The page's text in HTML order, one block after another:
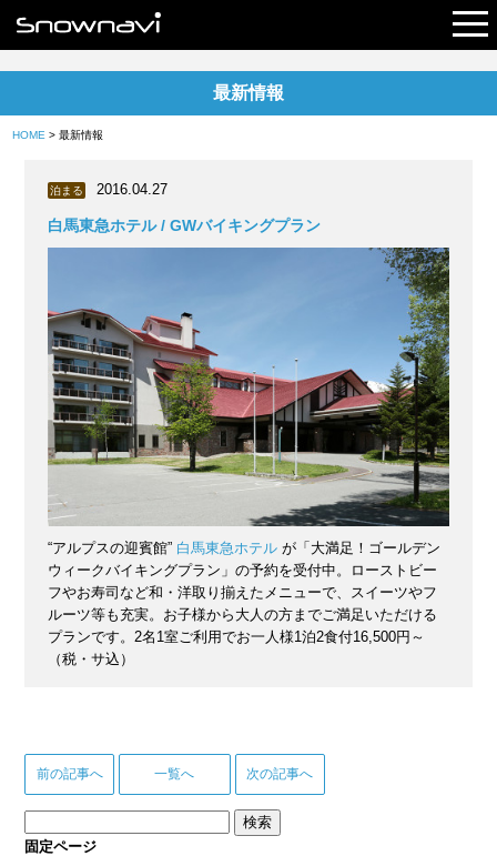
最新情報
HOME > 最新情報
泊まる 2016.04.27
白馬東急ホテル / GWバイキングプラン
“アルプスの迎賓館” 白馬東急ホテルが「大満足！ゴールデン
ウィークバイキングプラン」の予約を受付中。ローストビー
フやお寿司など和・洋取り揃えたメニューで、スイーツやフ
ルーツ等も充実。お子様から大人の方までご満足いただける
プランです。2名1室ご利用でお一人様1泊2食付16,500円～
（税・サ込）
前の記事へ 一覧へ 次の記事へ
索:
固定ページ